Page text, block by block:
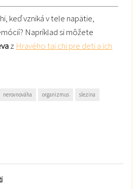
keď vzniká v tele napätie,
Napríklad si môžete
z Hravého tai chi pre deti a ich
nerovnováha organizmus slezina